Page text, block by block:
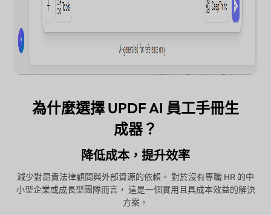
為什麼選擇 UPDF AI 員工手冊生
成器？
降低成本，提升效率
減少對昂貴法律顧問與外部資源的依賴。 對於沒有專職 HR 的中
小型企業或成長型團隊而言， 這是一個實用且具成本效益的解決
方案。